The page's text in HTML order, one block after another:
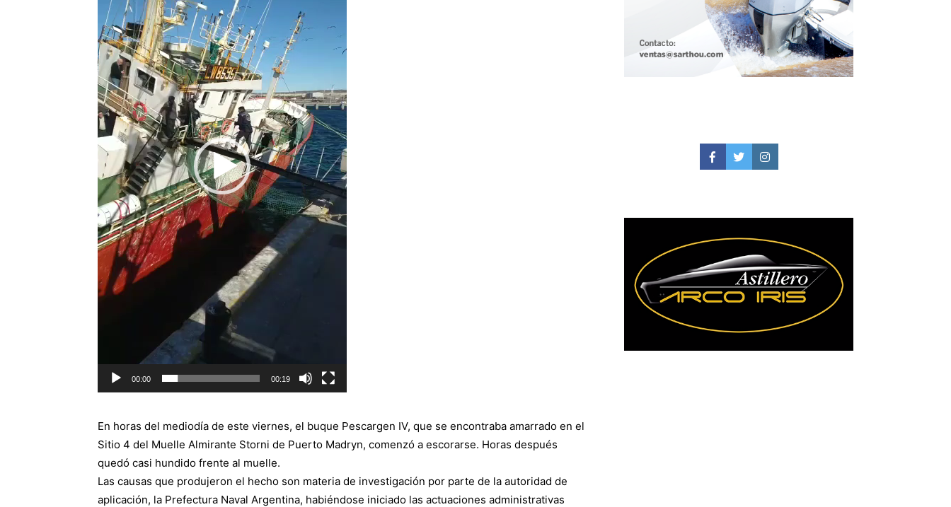
00:00 00:19
En horas del mediodía de este viernes, el buque Pescargen IV, que se encontraba amarrado en el
Sitio 4 del Muelle Almirante Storni de Puerto Madryn, comenzó a escorarse. Horas después
quedó casi hundido frente al muelle.
Las causas que produjeron el hecho son materia de investigación por parte de la autoridad de
aplicación, la Prefectura Naval Argentina, habiéndose iniciado las actuaciones administrativas
Facebook
TwitterInstagram